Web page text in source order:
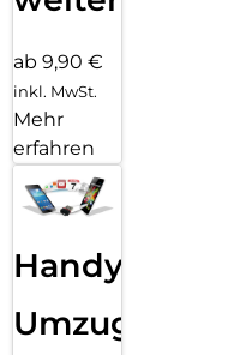
ab 9,90 €
inkl. MwSt.
Mehr
erfahren
Handy
Umzug